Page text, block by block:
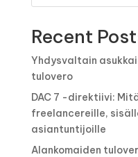
Recent
Yhdysvaltain
tulovero
DAC 7 -direktiivi:
freelancereille,
asiantuntijoille
Alankomaiden